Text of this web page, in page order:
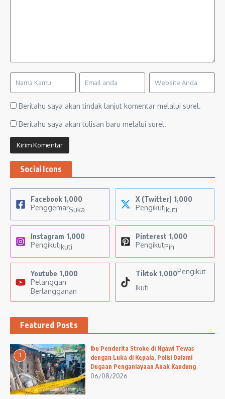
Beritahu saya akan tindak lanjut komentar melalui surel.
Beritahu saya akan tulisan baru melalui surel.
Social Icons
Facebook 1,000
PenggemarSuka
X (Twitter) 1,000
PengikutIkuti
Instagram 1,000
PengikutIkuti
Pinterest 1,000
PengikutPin
Youtube 1,000
Pelanggan
Berlangganan
Tiktok 1,000Pengikut
Ikuti
Featured Posts
1
Ibu Penderita Stroke di Ngawi Tewas
dengan Luka di Kepala, Polisi Dalami
Dugaan Penganiayaan Anak Kandung
06/08/2026